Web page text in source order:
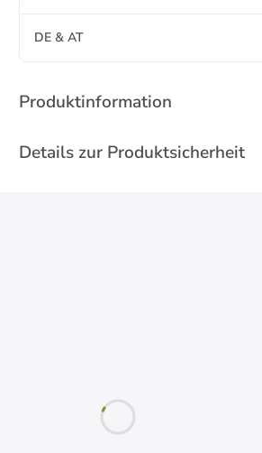
DE & AT
Produktinformation
Details zur Produktsicherheit